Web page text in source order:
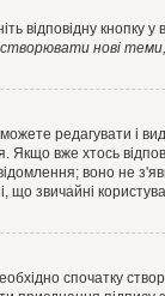
відповідну кнопку
нові
редагувати і
вже хтось
воно не
звичайні
спочатку